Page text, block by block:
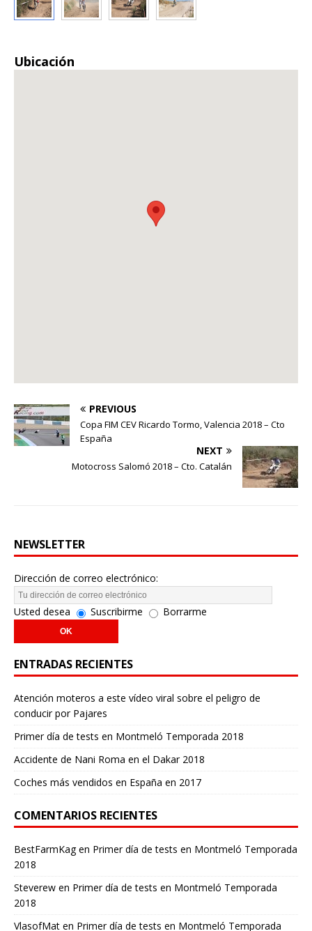
Ubicación
PREVIOUS
Copa FIM CEV Ricardo Tormo, Valencia 2018 – Cto
España
NEXT
Motocross Salomó 2018 – Cto. Catalán
NEWSLETTER
Dirección de correo electrónico:
Usted desea Suscribirme Borrarme
ENTRADAS RECIENTES
Atención moteros a este vídeo viral sobre el peligro de
conducir por Pajares
Primer día de tests en Montmeló Temporada 2018
Accidente de Nani Roma en el Dakar 2018
Coches más vendidos en España en 2017
COMENTARIOS RECIENTES
BestFarmKagen Primer día de tests en Montmeló Temporada
2018
Steverew en Primer día de tests en Montmeló Temporada
2018
VlasofMat en Primer día de tests en Montmeló Temporada